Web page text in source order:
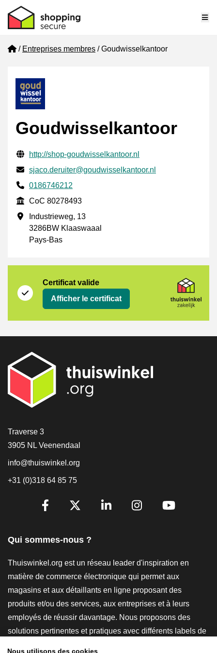
Home
Entreprises membres Goudwisselkantoor
Goudwisselkantoor
Informations de contact vérifiées
Website URL
http://shop-goudwisselkantoor.nl
E-mail
sjaco.deruiter@goudwisselkantoor.nl
Phone number
0186746212
CoC
CoC 80278493
Adresse professionnelle
Industrieweg, 13
3286BW Klaaswaaal
Pays-Bas
Certificat valide
Afficher le certificat
[_General:Contact]
Traverse 3
3905 NL Veenendaal
info@thuiswinkel.org
+31 (0)318 64 85 75
[_General:SocialMediaTitle]
Qui sommes-nous ?
Thuiswinkel.org est un réseau leader d'inspiration en
matière de commerce électronique qui permet aux
magasins et aux détaillants en ligne proposant des
produits et/ou des services, aux entreprises et à leurs
employés de réussir davantage. Nous proposons des
solutions pertinentes et pratiques avec différents labels de
Nous utilisons des cookies